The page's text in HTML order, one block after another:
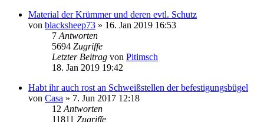
Material der Krümmer und deren evtl. Schutz
von blacksheep73 » 16. Jan 2019 16:53
7 Antworten
5694 Zugriffe
Letzter Beitrag von Pitimsch
18. Jan 2019 19:42
Habt ihr auch rost an Schweißstellen der befestigungsbügel
von Casa » 7. Jun 2017 12:18
12 Antworten
11811 Zugriffe